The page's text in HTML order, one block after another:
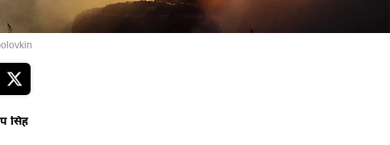
सिंह